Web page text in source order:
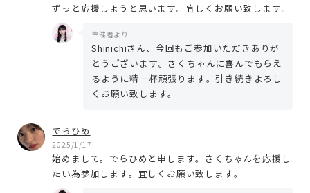
ずっと応援しようと思います。宜しくお願い致します。
主催者より
Shinichiさん、今回もご参加いただきありが
とうございます。さくちゃんに喜んでもらえ
るように精一杯頑張ります。引き続きよろし
くお願い致します。
でらひめ
2025/1/17
始めまして。でらひめと申します。さくちゃんを応援し
たい為参加します。宜しくお願い致します。